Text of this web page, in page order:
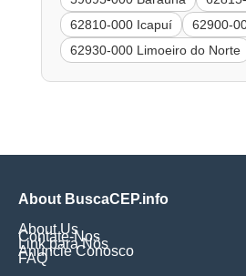
62810-000 Icapuí
62900-
62930-000 Limoeiro do Norte
About BuscaCEP.info
About Us
Contate-Nos
Link para Nós
Anuncie Conosco
FAQ